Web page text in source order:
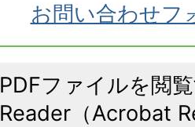
お問い合わせフ
PDFファイルを閲
Reader（Acrobat